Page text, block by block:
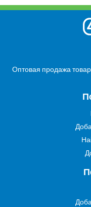
Оптовая продажа